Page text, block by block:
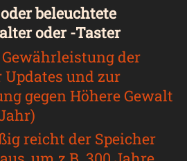
beleuchtete
oder -Taster
der
und zur
gegen Höhere Gewalt
reicht der Speicher